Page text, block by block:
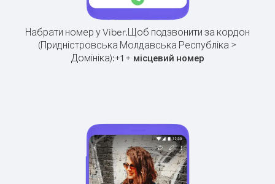
Набрати номер у Viber.Щоб подзвонити за кордон
(Придністровська Молдавська Республіка >
Домініка):+1 + місцевий номер